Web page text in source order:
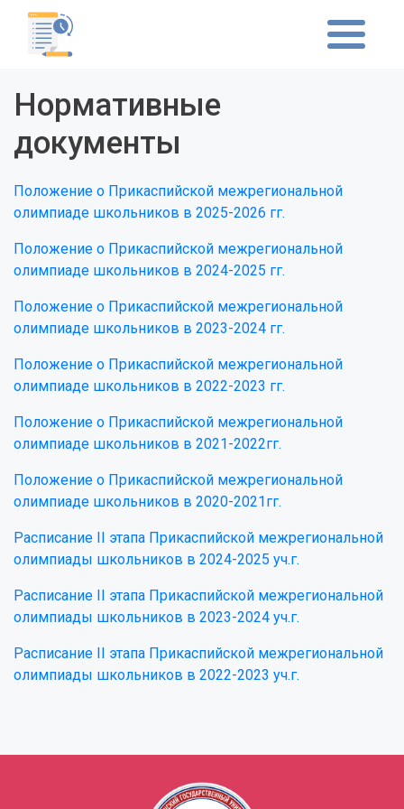
Нормативные
документы
Положение о Прикаспийской межрегиональной
олимпиаде школьников в 2025-2026 гг.
Положение о Прикаспийской межрегиональной
олимпиаде школьников в 2024-2025 гг.
Положение о Прикаспийской межрегиональной
олимпиаде школьников в 2023-2024 гг.
Положение о Прикаспийской межрегиональной
олимпиаде школьников в 2022-2023 гг.
Положение о Прикаспийской межрегиональной
олимпиаде школьников в 2021-2022гг.
Положение о Прикаспийской межрегиональной
олимпиаде школьников в 2020-2021гг.
Расписание II этапа Прикаспийской межрегиональной
олимпиады школьников в 2024-2025 уч.г.
Расписание II этапа Прикаспийской межрегиональной
олимпиады школьников в 2023-2024 уч.г.
Расписание II этапа Прикаспийской межрегиональной
олимпиады школьников в 2022-2023 уч.г.